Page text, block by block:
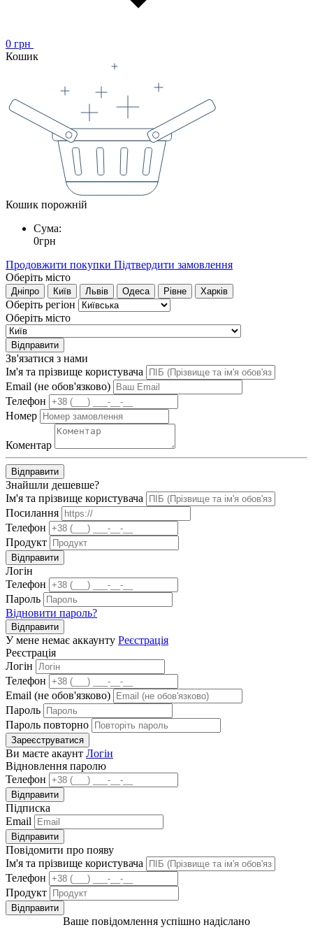
0 грн
Кошик
Кошик порожній
Сума:
0грн
Продовжити покупки Підтвердити замовлення
Оберіть місто
Дніпро Київ Львів Одеса Рівне Харків
Оберіть регіон
Оберіть місто
Відправити
Зв'язатися з нами
Ім'я та прізвище користувача
Email (не обов'язково)
Телефон
Номер
Коментар
Відправити
Знайшли дешевше?
Ім'я та прізвище користувача
Посилання
Телефон
Продукт
Відправити
Логін
Телефон
Пароль
Відновити пароль?
Відправити
У мене немає аккаунту Реєстрація
Реєстрація
Логін
Телефон
Email (не обов'язково)
Пароль
Пароль повторно
Зареєструватися
Ви маєте акаунт Логін
Відновлення паролю
Телефон
Відправити
Підписка
Email
Відправити
Повідомити про появу
Ім'я та прізвище користувача
Телефон
Продукт
Відправити
Ваше повідомлення успішно надіслано